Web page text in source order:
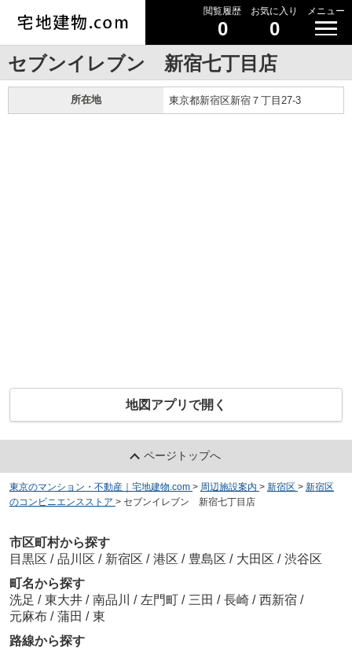
閲覧履歴
0
お気に入り
0
メニュー
セブンイレブン 新宿七丁目店
所在地 東京都新宿区新宿７丁目27-3
地図アプリで開く
ページトップへ
東京のマンション・不動産｜宅地建物.com > 周辺施設案内 > 新宿区 > 新宿区
のコンビニエンスストア > セブンイレブン 新宿七丁目店
市区町村から探す
目黒区 / 品川区 / 新宿区 / 港区 / 豊島区 / 大田区 / 渋谷区
町名から探す
洗足 / 東大井 / 南品川 / 左門町 / 三田 / 長崎 / 西新宿 /
元麻布 / 蒲田 / 東
路線から探す